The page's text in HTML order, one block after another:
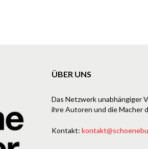
ÜBER UNS
Das Netzwerk unabhängiger
ihre Autoren und die Macher
Kontakt: